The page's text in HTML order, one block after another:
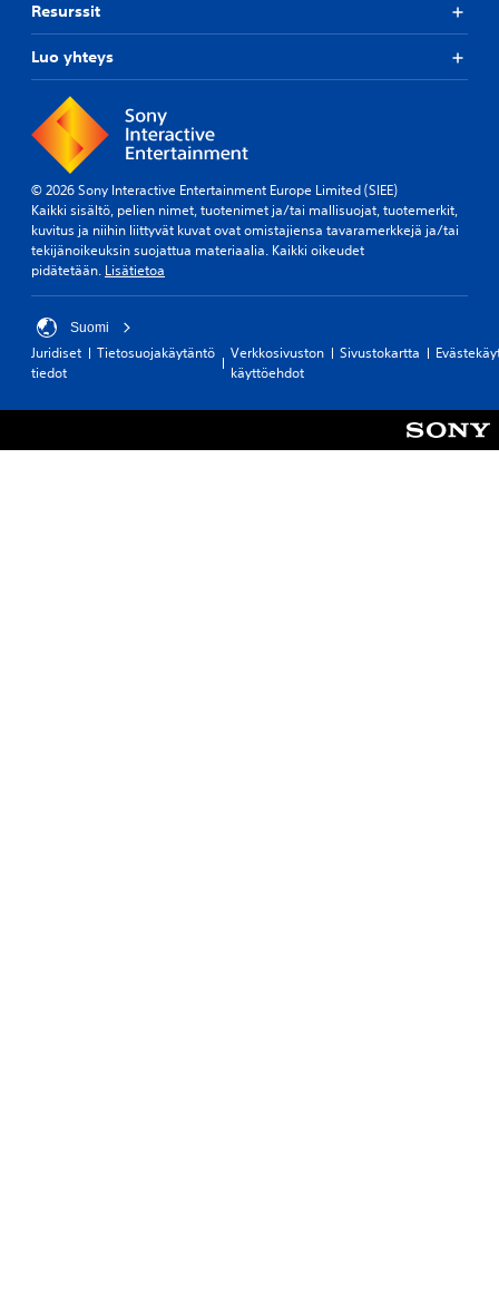
Resurssit
Luo yhteys
© 2026 Sony Interactive Entertainment Europe Limited (SIEE)
Kaikki sisältö, pelien nimet, tuotenimet ja/tai mallisuojat, tuotemerkit,
kuvitus ja niihin liittyvät kuvat ovat omistajiensa tavaramerkkejä ja/tai
tekijänoikeuksin suojattua materiaalia. Kaikki oikeudet
pidätetään. Lisätietoa
Suomi
Juridiset
tiedot
Tietosuojakäytäntö
Verkkosivuston
käyttöehdot
Sivustokartta